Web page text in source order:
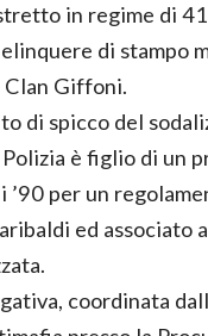
in regime di
di stampo
Giffoni.
di spicco del
è figlio di un
’90 per un
ed associato
coordinata